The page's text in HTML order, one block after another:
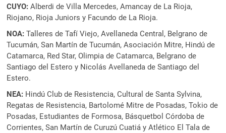
CUYO: Alberdi de Villa Mercedes, Amancay de La Rioja,
Riojano, Rioja Juniors y Facundo de La Rioja.
NOA: Talleres de Tafí Viejo, Avellaneda Central, Belgrano de
Tucumán, San Martín de Tucumán, Asociación Mitre, Hindú de
Catamarca, Red Star, Olimpia de Catamarca, Belgrano de
Santiago del Estero y Nicolás Avellaneda de Santiago del
Estero.
NEA: Hindú Club de Resistencia, Cultural de Santa Sylvina,
Regatas de Resistencia, Bartolomé Mitre de Posadas, Tokio de
Posadas, Estudiantes de Formosa, Básquetbol Córdoba de
Corrientes, San Martín de Curuzú Cuatiá y Atlético El Tala de